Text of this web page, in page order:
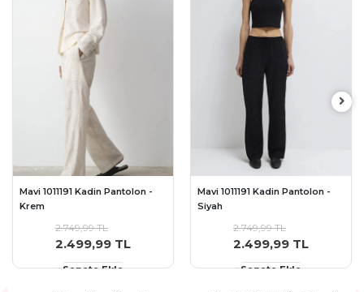
Mavi 1011191 Kadin Pantolon -
Krem
2.749,99 TL
2.499,99 TL
Sepete Ekle
Mavi 1011191 Kadin Pantolon -
Siyah
2.749,99 TL
2.499,99 TL
Sepete Ekle